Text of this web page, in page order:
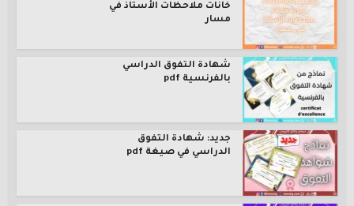
خانات ملاحظات الأستاذ في
مسار
شهادة التفوق الدراسي
بالفرنسية pdf
جديد: شهادة التفوق
الدراسي في صيغة pdf